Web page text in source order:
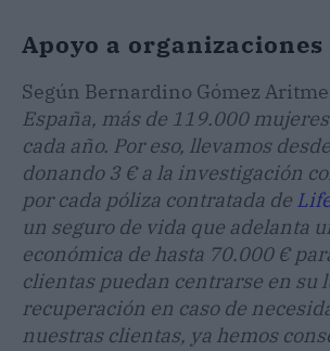
Apoyo a organizaciones
Según Bernardino Gómez
España, más de 119.000
cada año. Por eso, llevamos
donando 3 € a la investigación
por cada póliza contratada de
un seguro de vida que adelanta
económica de hasta 70.000 €
clientas puedan centrarse en su
recuperación en caso de
nuestras clientas, ya hemos